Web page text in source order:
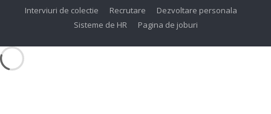
Interviuri de colectie Recrutare
Dezvoltare personala
Sisteme de HR
Pagina de joburi